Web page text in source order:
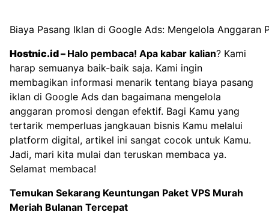
Biaya Pasang Iklan di Google Ads: Mengelola Anggaran
Hostnic.id– Halo pembaca! Apa kabar kalian? Kami
harap semuanya baik-baik saja. Kami ingin
membagikan informasi menarik tentang biaya pasang
iklan di Google Ads dan bagaimana mengelola
anggaran promosi dengan efektif. Bagi Kamu yang
tertarik memperluas jangkauan bisnis Kamu melalui
platform digital, artikel ini sangat cocok untuk Kamu.
Jadi, mari kita mulai dan teruskan membaca ya.
Selamat membaca!
Temukan Sekarang Keuntungan Paket VPS Murah
Meriah Bulanan Tercepat